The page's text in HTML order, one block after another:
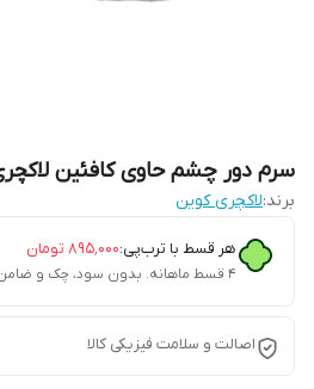
سرم دور چشم حاوی کافئین
برند:لاکچری کوین
هر قسط با ترب‌پی:۸۹۵٬۰۰۰ تومان
۴ قسط ماهانه. بدون سود، چک و ضامن.
اصالت و سلامت فیزیکی کالا